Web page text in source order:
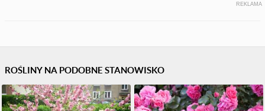
REKLAMA
ROŚLINY NA PODOBNE STANOWISKO